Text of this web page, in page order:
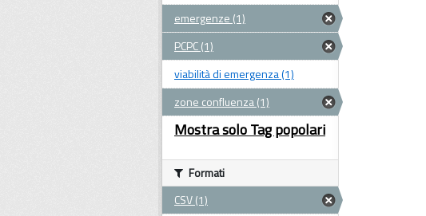
emergenze (1)
PCPC (1)
viabilità di emergenza (1)
zone confluenza (1)
Mostra solo Tag popolari
Formati
CSV (1)